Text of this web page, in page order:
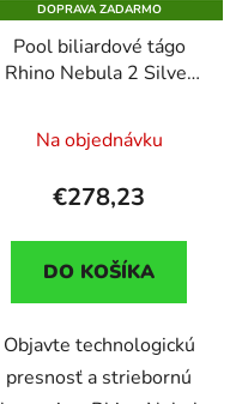
DOPRAVA ZADARMO
Pool biliardové tágo
Rhino Nebula 2 Silver
karbónovou špicou
Na objednávku
€278,23
DO KOŠÍKA
Objavte technologickú
presnosť a striebornú